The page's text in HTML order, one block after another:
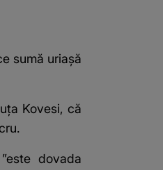
sumă uriașă
Kovesi, că
dovada